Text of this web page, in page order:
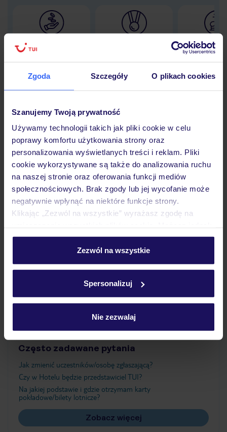
Zgoda Szczegóły O plikach cookies
Szanujemy Twoją prywatność
Używamy technologii takich jak pliki cookie w celu
poprawy komfortu użytkowania strony oraz
personalizowania wyświetlanych treści i reklam. Pliki
cookie wykorzystywane są także do analizowania ruchu
na naszej stronie oraz oferowania funkcji mediów
społecznościowych. Brak zgody lub jej wycofanie może
negatywnie wpłynąć na niektóre funkcje strony.
Klikając „Zezwól na wszystkie” wyrażasz zgodę na
personalizować swój wybór wchodząc w zakładkę
Szczegółowe informacje o plikach cookie znajdziesz
Zezwól na wszystkie
Spersonalizuj
Nie zezwalaj
30 lat w
Hotel
Opinie
Pokoje
Atrakcje
Ważne informacje
Często zadawane pytania
Jak zmienić uczestników/osobę zgłaszającą?
Czy w Hotelu będzie przedstawiciel TUI?
Na jakiej podstawie i gdzie otrzymam karty
pokładowe/bilety lotnicze?
Zobacz więcej